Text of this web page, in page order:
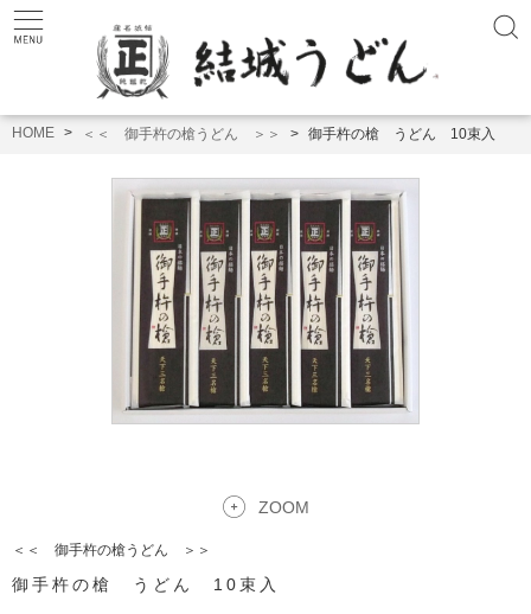
HOME ＜＜ 御手杵の槍うどん ＞＞ 御手杵の槍 うどん 10束入
ZOOM
＜＜ 御手杵の槍うどん ＞＞
御手杵の槍 うどん 10束入